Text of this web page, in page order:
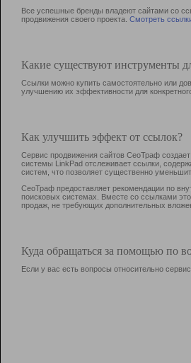
Все успешные бренды владеют сайтами со
продвижения своего проекта. Смотреть
Какие существуют инструменты
Ссылки можно купить самостоятельно или
улучшению их эффективности для
Как улучшить эффект от ссылок?
Сервис продвижения сайтов СеоТраф
системы LinkPad отслеживает ссылки,
систем, что позволяет существенно
СеоТраф предоставляет рекомендации по
поисковых системах. Вместе со ссылками
продаж, не требующих дополнительных
Куда обращаться за помощью по
Если у вас есть вопросы относительно